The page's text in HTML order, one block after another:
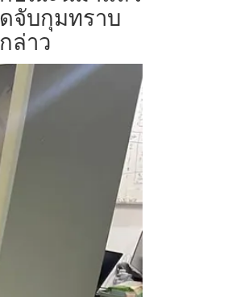
จับกุมทราบ
ล่าว